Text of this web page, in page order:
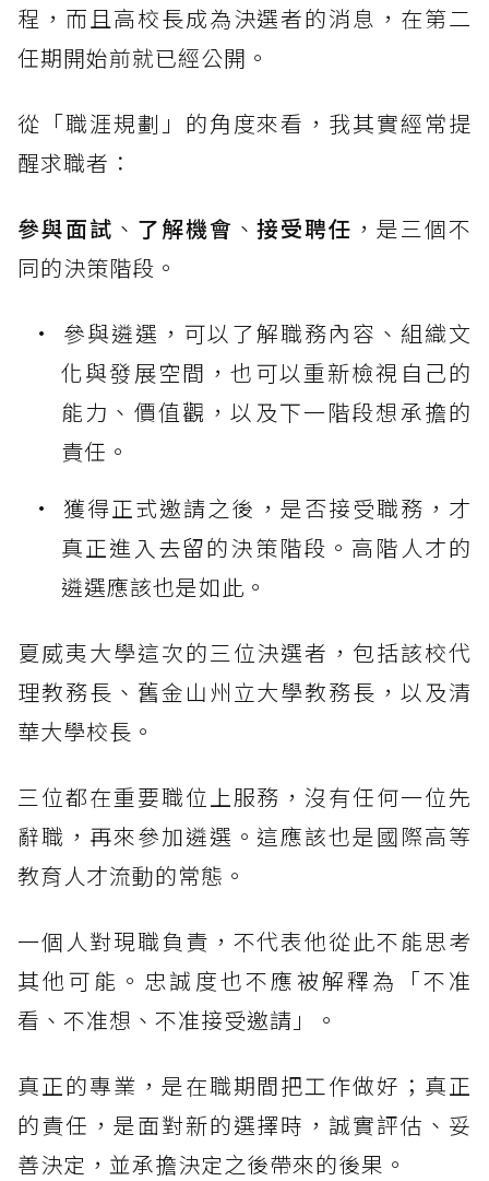
程，而且高校長成為決選者的消息，在第二
任期開始前就已經公開。
從「職涯規劃」的角度來看，我其實經常提
醒求職者：
參與面試 、 了解機會 、接受聘任 ，是三個不
同的決策階段。
參與遴選，可以了解職務內容、組織文
化與發展空間，也可以重新檢視自己的
能力、價值觀，以及下一階段想承擔的
責任。
獲得正式邀請之後，是否接受職務，才
真正進入去留的決策階段。高階人才的
遴選應該也是如此。
夏威夷大學這次的三位決選者，包括該校代
理教務長、舊金山州立大學教務長，以及清
華大學校長。
三位都在重要職位上服務，沒有任何一位先
辭職，再來參加遴選。這應該也是國際高等
教育人才流動的常態。
一個人對現職負責，不代表他從此不能思考
其他可能。忠誠度也不應被解釋為「不准
看、不准想、不准接受邀請」。
真正的專業，是在職期間把工作做好；真正
的責任，是面對新的選擇時，誠實評估、妥
善決定，並承擔決定之後帶來的後果。